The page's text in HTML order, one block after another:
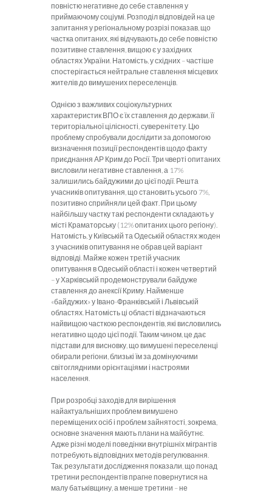
повністю негативне до себе ставлення у
приймаючому соціумі. Розподіл відповідей на це
запитання у регіональному розрізі показав, що
частка опитаних, які відчувають до себе повністю
позитивне ставлення, вищою є у західних
областях України. Натомість, у східних – частіше
спостерігається нейтральне ставлення місцевих
жителів до вимушених переселенців.
Однією з важливих соціокультурних
характеристик ВПО є їх ставлення до держави, її
територіальної цілісності, суверенітету. Цю
проблему спробували дослідити за допомогою
визначення позиції респондентів щодо факту
приєднання АР Крим до Росії. Три чверті опитаних
висловили негативне ставлення, а 17%
залишились байдужими до цієї події. Решта
учасників опитування, що становить усього 7%,
позитивно сприйняли цей факт. При цьому
найбільшу частку такі респонденти складають у
місті Краматорську (12% опитаних цього регіону).
Натомість, у Київській та Одеській областях жоден
з учасників опитування не обрав цей варіант
відповіді. Майже кожен третій учасник
опитування в Одеській області і кожен четвертий
– у Харківській продемонстрували байдуже
ставлення до анексії Криму. Найменше
«байдужих» у Івано-Франківській і Львівській
областях. Натомість ці області відзначаються
найвищою часткою респондентів, які висловились
негативно щодо цієї події. Таким чином, це дає
підстави для висновку, що вимушені переселенці
обирали регіони, близькі їм за домінуючими
світоглядними орієнтаціями і настроями
населення.
При розробці заходів для вирішення
найактуальніших проблем вимушено
переміщених осіб і проблем зайнятості, зокрема,
основне значення мають плани на майбутнє.
Адже різні моделі поведінки внутрішніх мігрантів
потребують відповідних методів регулювання.
Так, результати дослідження показали, що понад
третини респондентів прагне повернутися на
малу батьківщину, а менше третини – не